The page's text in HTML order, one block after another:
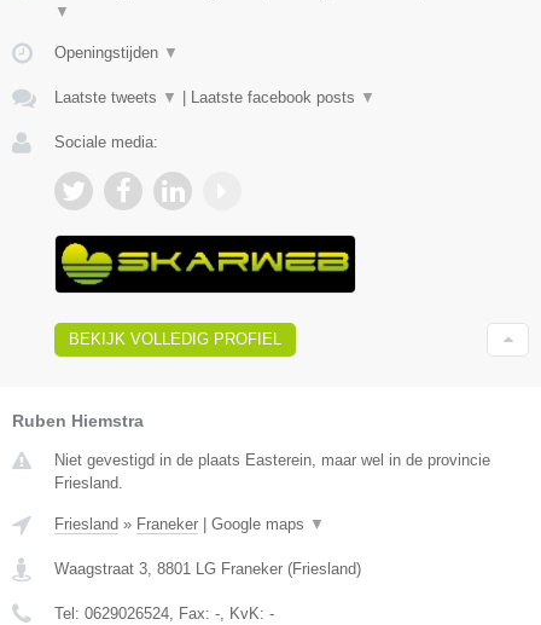
▼
Openingstijden ▼
Laatste tweets ▼ Laatste facebook posts ▼
Sociale media:
BEKIJK VOLLEDIG PROFIEL
Ruben Hiemstra
Niet gevestigd in de plaats Easterein, maar wel in de provincie
Friesland.
Friesland » Franeker Google maps ▼
Waagstraat 3, 8801 LG Franeker (Friesland)
Tel: 0629026524, Fax: -, KvK: -